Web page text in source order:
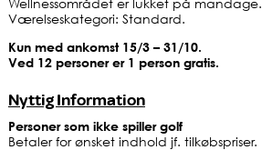
Wellnessområdet er lukket på mandage.
Værelseskategori: Standard.
Kun med ankomst 15/3 – 31/10.
Ved 12 personer er 1 person gratis.
Nyttig Information
Personer som ikke spiller golf
Betaler for ønsket indhold jf. tilkøbspriser.